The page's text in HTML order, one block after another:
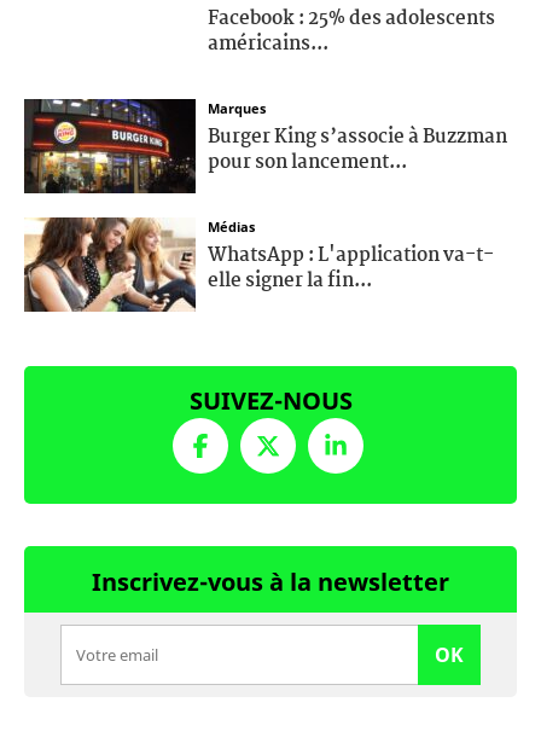
Facebook : 25% des adolescents
américains...
Marques
Burger King s’associe à Buzzman
pour son lancement...
Médias
WhatsApp : L'application va-t-
elle signer la fin...
SUIVEZ-NOUS
Inscrivez-vous à la newsletter
OK